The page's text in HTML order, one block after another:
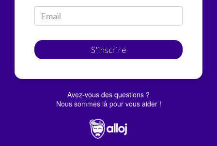
S'inscrire
Avez-vous des questions ?
Nous sommes là pour vous aider !